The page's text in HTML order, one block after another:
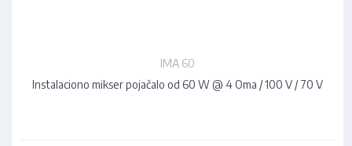
IMA 60
Instalaciono mikser pojačalo od 60 W @ 4 Oma / 100 V / 70 V